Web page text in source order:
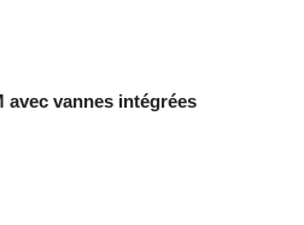
avec vannes intégrées